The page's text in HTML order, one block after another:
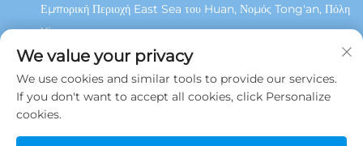
Εμπορική Περιοχή East Sea του Huan, Νομός Tong'an, Πόλη
Xiamen
+86 13215929911
[email protected]
We value your privacy
We use cookies and similar tools to provide our services.
If you don't want to accept all cookies, click Personalize
cookies.